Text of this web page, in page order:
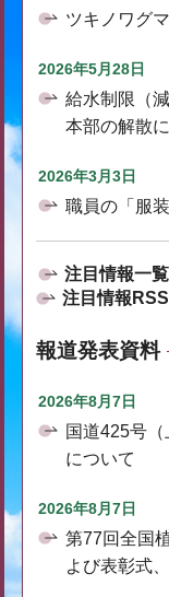
ツキノワグ
2026年5月28日
給水制限（
本部の解散
2026年3月3日
職員の「服
注目情報一覧
注目情報RSS
報道発表資料
2026年8月7日
国道425号
について
2026年8月7日
第77回全国
よび表彰式